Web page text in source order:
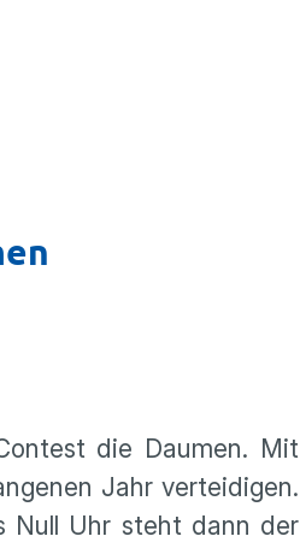
die Daumen. Mit
Jahr vertei­digen.
Null Uhr steht dann der